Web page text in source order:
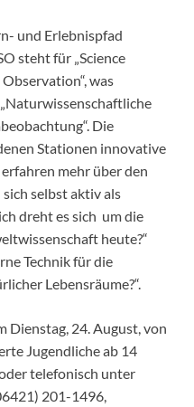
und Erlebnispfad
steht für „Science
was
Die
Stationen innovative
mehr über den
selbst aktiv als
dreht es sich um die
heute?“
Technik für die
Lebensräume?“.
Dienstag, 24. August, von
Jugendliche ab 14
telefonisch unter
201-1496,